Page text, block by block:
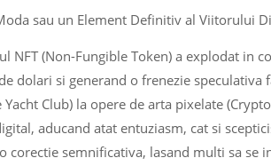
NFT (Non-Fungible Token) a explodat in
dolari si generand o frenezie
Club) la opere de arta pixelate
aducand atat entuziasm, cat si
corectie semnificativa, lasand multi sa se